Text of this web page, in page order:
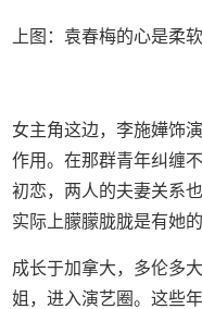
上图：袁春梅的心是柔
女主角这边，李施嬅饰
作用。在那群青年纠缠
初恋，两人的夫妻关系
实际上朦朦胧胧是有她的
成长于加拿大，多伦多
姐，进入演艺圈。这些